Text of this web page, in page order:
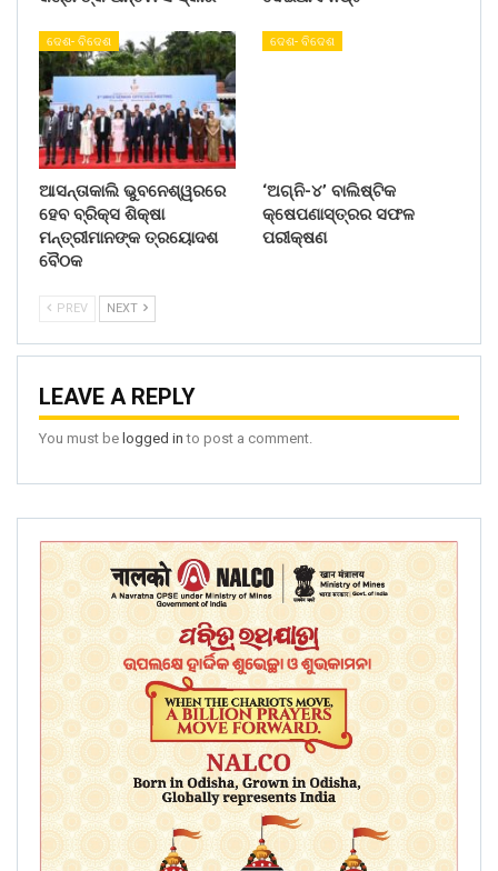
ଦେଶ- ବିଦେଶ
ଆସନ୍ତାକାଲି ଭୁବନେଶ୍ୱରରେ
ହେବ ବ୍ରିକ୍ସ ଶିକ୍ଷା
ମନ୍ତ୍ରୀମାନଙ୍କ ତ୍ରୟୋଦଶ
ବୈଠକ
ଦେଶ- ବିଦେଶ
‘ଅଗ୍ନି-୪’ ବାଲିଷ୍ଟିକ
କ୍ଷେପଣାସ୍ତ୍ରର ସଫଳ
ପରୀକ୍ଷଣ
PREV NEXT
LEAVE A REPLY
You must be logged in to post a comment.